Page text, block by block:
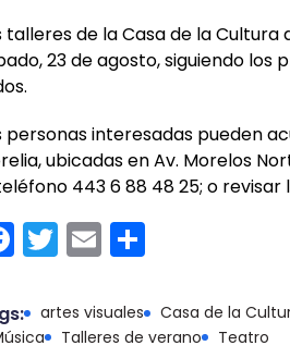
talleres de la Casa de la
23 de agosto, siguiendo
personas interesadas pueden
ubicadas en Av. Morelos
443 6 88 48 25; o
F
a
c
e
T
w
itt
er
E
m
ai
l
m
p
artes visuales Casa de la
Talleres de verano Teatro